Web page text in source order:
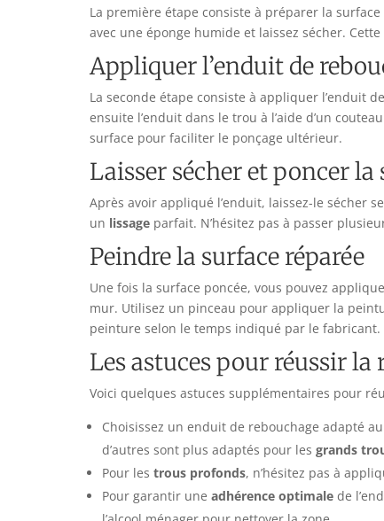
La première étape consiste à préparer la
avec une éponge humide et laissez sécher.
Appliquer l’enduit de
La seconde étape consiste à appliquer l’enduit
ensuite l’enduit dans le trou à l’aide d’un
surface pour faciliter le ponçage ultérieur.
Laisser sécher et poncer la
Après avoir appliqué l’enduit, laissez-le sécher
un lissageparfait. N’hésitez pas à passer
Peindre la surface réparée
Une fois la surface poncée, vous pouvez
mur. Utilisez un pinceau pour appliquer la
peinture selon le temps indiqué par le fabricant.
Les astuces pour réussir
Voici quelques astuces supplémentaires pour
Choisissez un enduit de rebouchage adapté
d’autres sont plus adaptés pour les grands
Pour les trous profonds, n’hésitez pas à
Pour garantir une adhérence optimalede